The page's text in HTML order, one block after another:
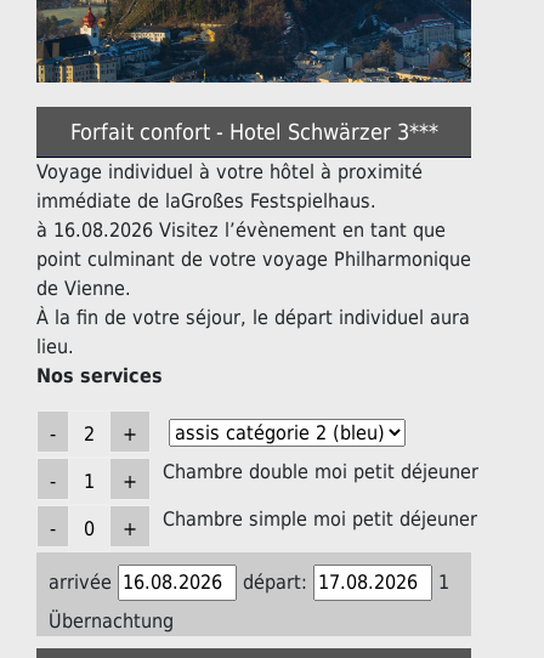
Forfait confort - Hotel Schwärzer 3***
Voyage individuel à votre hôtel à proximité
immédiate de laGroßes Festspielhaus.
à 16.08.2026 Visitez l’évènement en tant que
point culminant de votre voyage Philharmonique
de Vienne.
À la fin de votre séjour, le départ individuel aura
lieu.
Nos services
Chambre double moi petit déjeuner
Chambre simple moi petit déjeuner
arrivée départ:
1
Übernachtung